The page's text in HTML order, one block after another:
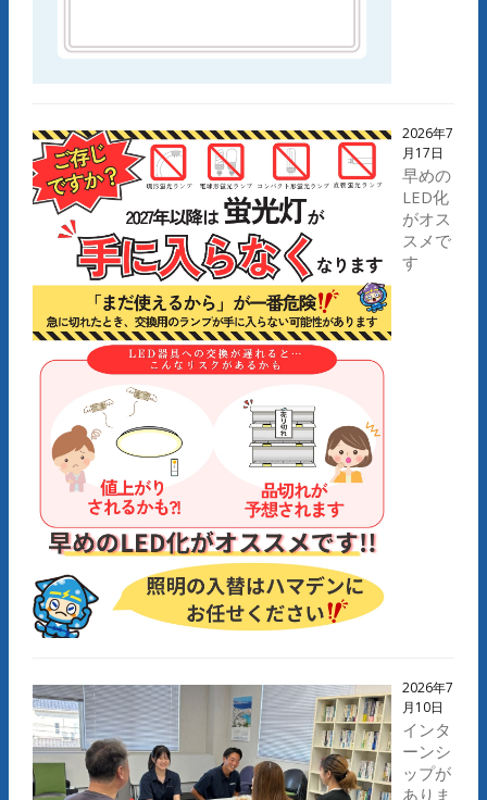
2026年7
月17日
早めの
LED化
がオス
スメで
す
2026年7
月10日
インタ
ーンシ
ップが
ありま